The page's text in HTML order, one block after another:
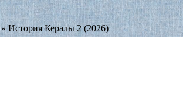
» История Кералы 2 (2026)